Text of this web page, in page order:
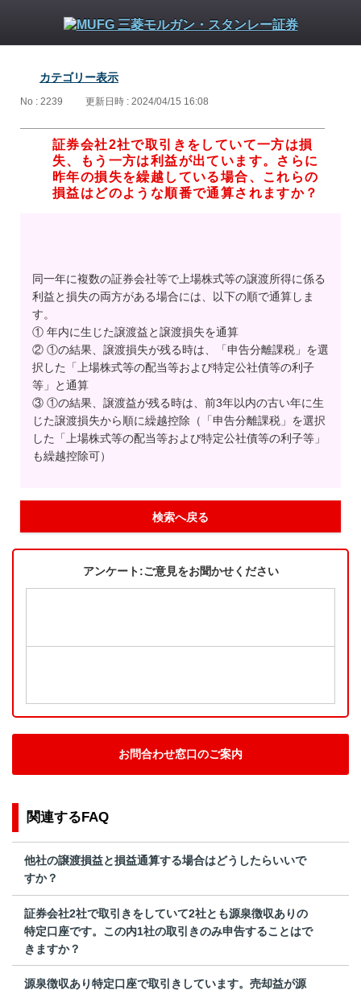
カテゴリー表示
No : 2239 更新日時 : 2024/04/15 16:08
証券会社2社で取引きをしていて一方は損
失、もう一方は利益が出ています。さらに
昨年の損失を繰越している場合、これらの
損益はどのような順番で通算されますか？
同一年に複数の証券会社等で上場株式等の譲渡所得に係る
利益と損失の両方がある場合には、以下の順で通算しま
す。
① 年内に生じた譲渡益と譲渡損失を通算
② ①の結果、譲渡損失が残る時は、「申告分離課税」を選
択した「上場株式等の配当等および特定公社債等の利子
等」と通算
③ ①の結果、譲渡益が残る時は、前3年以内の古い年に生
じた譲渡損失から順に繰越控除（「申告分離課税」を選択
した「上場株式等の配当等および特定公社債等の利子等」
も繰越控除可）
検索へ戻る
アンケート:ご意見をお聞かせください
お問合わせ窓口のご案内
関連するFAQ
他社の譲渡損益と損益通算する場合はどうしたらいいで
すか？
証券会社2社で取引きをしていて2社とも源泉徴収ありの
特定口座です。この内1社の取引きのみ申告することはで
きますか？
源泉徴収あり特定口座で取引きしています。売却益が源